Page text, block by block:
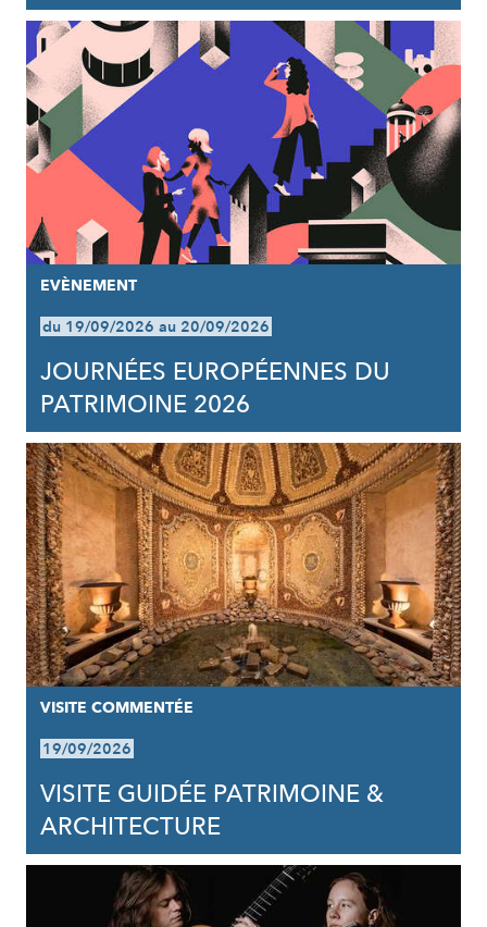
EVÈNEMENT
du 19/09/2026 au 20/09/2026
JOURNÉES EUROPÉENNES DU
PATRIMOINE 2026
VISITE COMMENTÉE
19/09/2026
VISITE GUIDÉE PATRIMOINE &
ARCHITECTURE